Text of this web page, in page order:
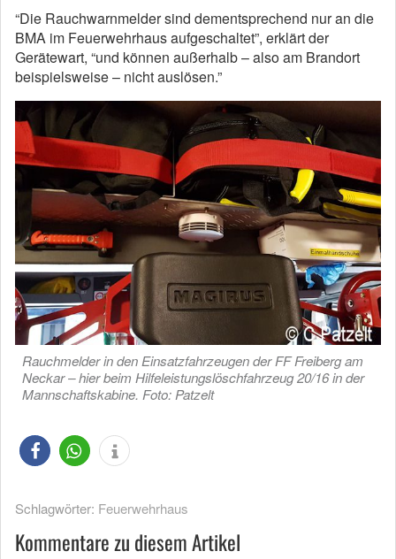
“Die Rauchwarnmelder sind dementsprechend nur an die
BMA im Feuerwehrhaus aufgeschaltet”, erklärt der
Gerätewart, “und können außerhalb – also am Brandort
beispielsweise – nicht auslösen.”
Rauchmelder in den Einsatzfahrzeugen der FF Freiberg am
Neckar – hier beim Hilfeleistungslöschfahrzeug 20/16 in der
Mannschaftskabine. Foto: Patzelt
Schlagwörter: Feuerwehrhaus
Kommentare zu diesem Artikel